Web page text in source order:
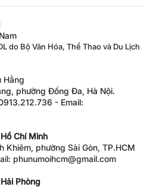
do Bộ Văn Hóa, Thể Thao và Du Lịch
Hằng
phường Đống Đa, Hà Nội.
- Email:
Chí Minh
Khiêm, phường Sài Gòn, TP.HCM
phunumoihcm@gmail.com
Phòng